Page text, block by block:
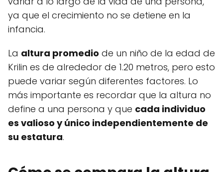
ya que el crecimiento no se detiene en la
infancia.
La altura promedio de un niño de la edad de
Krilin es de alrededor de 1.20 metros, pero esto
puede variar según diferentes factores. Lo
más importante es recordar que la altura no
define a una persona y que cada individuo
es valioso y único independientemente de
su estatura.